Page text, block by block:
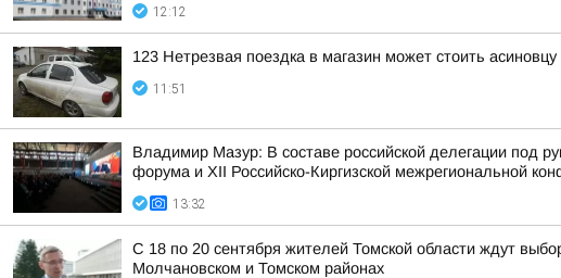
12:12
123 Нетрезвая поездка в магазин может стоить
11:51
Владимир Мазур: В составе российской делегации под
форума и XII Российско-Киргизской межрегиональной
13:32
С 18 по 20 сентября жителей Томской области ждут
Молчановском и Томском районах